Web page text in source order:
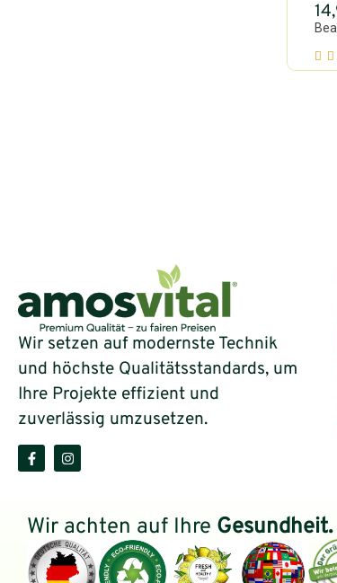
Wir setzen auf modernste Technik
und höchste Qualitätsstandards, um
Ihre Projekte effizient und
zuverlässig umzusetzen.
Wir achten auf Ihre Gesundheit.